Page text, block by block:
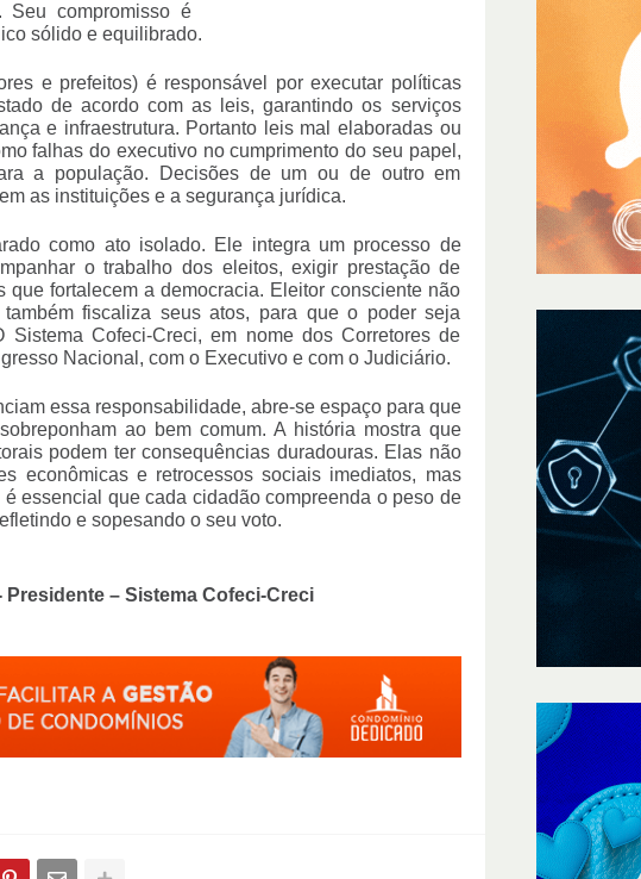
Seu compromisso é
sólido e equilibrado.
e prefeitos) é responsável por executar políticas
de acordo com as leis, garantindo os serviços
e infraestrutura. Portanto leis mal elaboradas ou
falhas do executivo no cumprimento do seu papel,
a população. Decisões de um ou de outro em
as instituições e a segurança jurídica.
como ato isolado. Ele integra um processo de
o trabalho dos eleitos, exigir prestação de
fortalecem a democracia. Eleitor consciente não
fiscaliza seus atos, para que o poder seja
Cofeci-Creci, em nome dos Corretores de
Nacional, com o Executivo e com o Judiciário.
essa responsabilidade, abre-se espaço para que
ao bem comum. A história mostra que
podem ter consequências duradouras. Elas não
econômicas e retrocessos sociais imediatos, mas
essencial que cada cidadão compreenda o peso de
e sopesando o seu voto.
– Sistema Cofeci-Creci